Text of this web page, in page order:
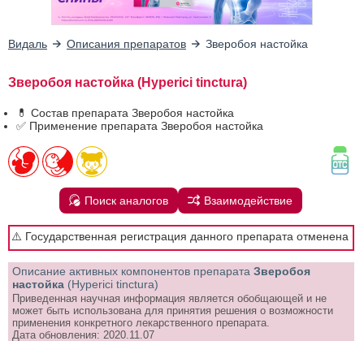
Видаль Описания препаратов Зверобоя настойка
Зверобоя настойка (Hyperici tinctura)
💊 Состав препарата Зверобоя настойка
✅ Применение препарата Зверобоя настойка
Поиск аналогов Взаимодействие
⚠️ Государственная регистрация данного препарата отменена
Описание активных компонентов препарата Зверобоя
настойка (Hyperici tinctura)
Приведенная научная информация является обобщающей и не
может быть использована для принятия решения о возможности
применения конкретного лекарственного препарата.
Дата обновления: 2020.11.07